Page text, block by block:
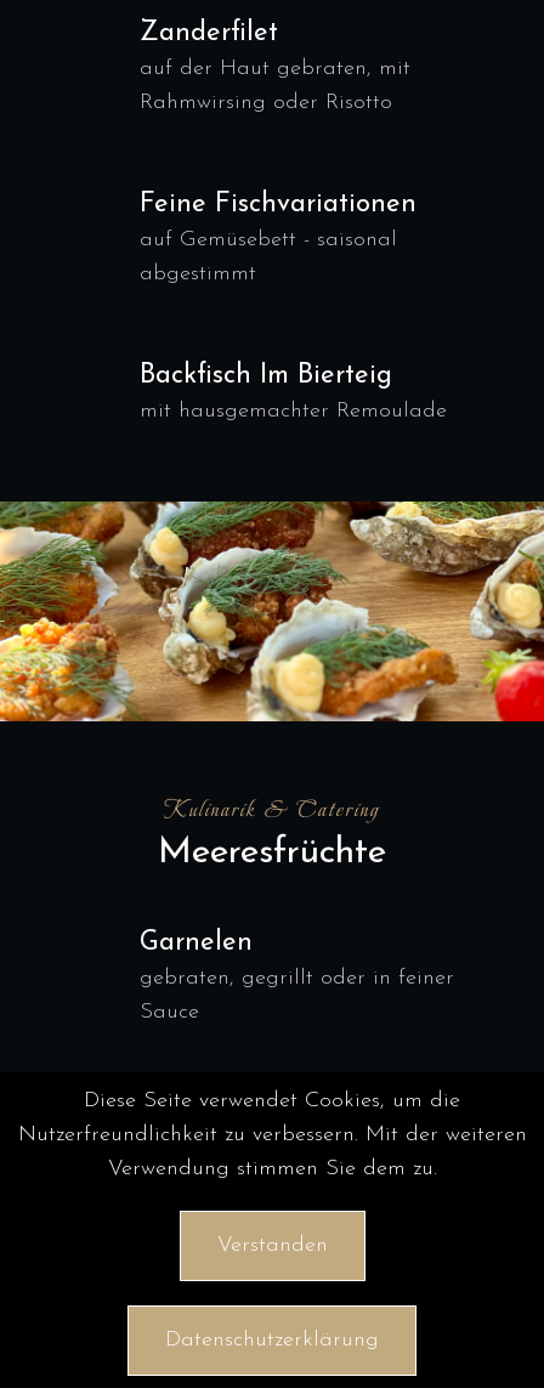
Zanderfilet
auf der Haut gebraten, mit
Rahmwirsing oder Risotto
Feine Fischvariationen
auf Gemüsebett - saisonal
abgestimmt
Backfisch Im Bierteig
mit hausgemachter Remoulade
Kulinarik & Catering
Meeresfrüchte
Garnelen
gebraten, gegrillt oder in feiner
Sauce
Hummer & Languste
Austern
natur, gratiniert oder mit Vinaigrette
Diese Seite verwendet Cookies, um die
Nutzerfreundlichkeit zu verbessern. Mit der weiteren
Verwendung stimmen Sie dem zu.
Verstanden
Datenschutzerklärung